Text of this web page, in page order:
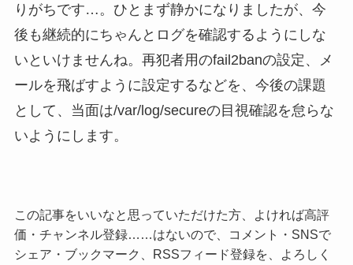
りがちです…。ひとまず静かになりましたが、今
後も継続的にちゃんとログを確認するようにしな
いといけませんね。再犯者用のfail2banの設定、メ
ールを飛ばすように設定するなどを、今後の課題
として、当面は/var/log/secureの目視確認を怠らな
いようにします。
この記事をいいなと思っていただけた方、よければ高評
価・チャンネル登録……はないので、コメント・SNSで
シェア・ブックマーク、RSSフィード登録を、よろしく